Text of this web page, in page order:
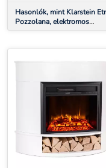
Hasonlók, mint Klarstein
Pozzolana, elektromos
kandalló, 1800 W, heti